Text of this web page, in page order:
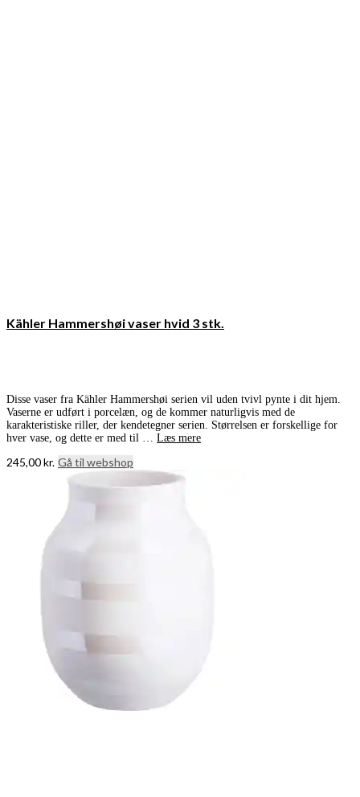
Kähler Hammershøi vaser hvid 3 stk.
Disse vaser fra Kähler Hammershøi serien vil uden tvivl pynte i dit hjem.
Vaserne er udført i porcelæn, og de kommer naturligvis med de
karakteristiske riller, der kendetegner serien. Størrelsen er forskellige for
hver vase, og dette er med til … Læs mere
245,00kr. Gå til webshop